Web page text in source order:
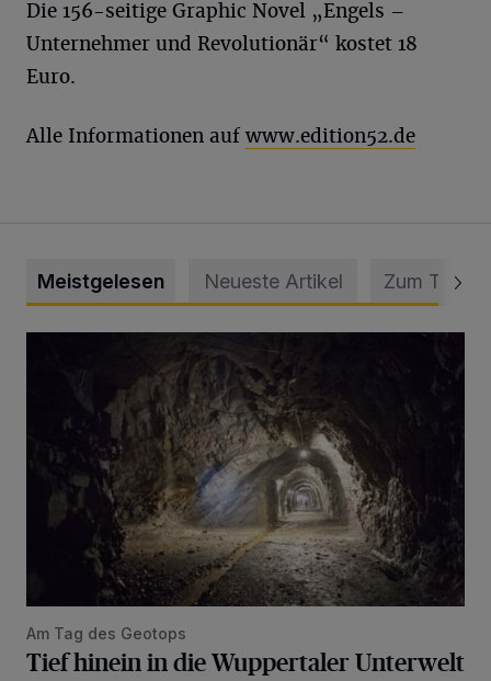
Die 156-seitige Graphic Novel „Engels –
Unternehmer und Revolutionär“ kostet 18
Euro.
Alle Informationen auf www.edition52.de
Meistgelesen Neueste Artikel Zum Thema
Am Tag des Geotops
Tief hinein in die Wuppertaler Unterwelt